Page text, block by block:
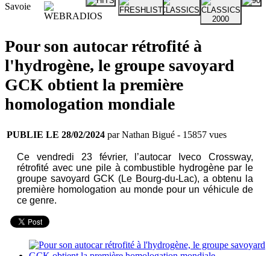
Savoie
Pour son autocar rétrofité à
l'hydrogène, le groupe savoyard
GCK obtient la première
homologation mondiale
PUBLIE LE 28/02/2024 par Nathan Bigué - 15857 vues
Ce vendredi 23 février, l’autocar Iveco Crossway,
rétrofité avec une pile à combustible hydrogène par le
groupe savoyard GCK (Le Bourg-du-Lac), a obtenu la
première homologation au monde pour un véhicule de
ce genre.